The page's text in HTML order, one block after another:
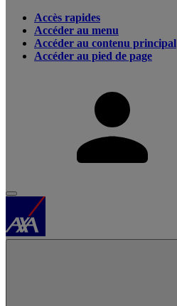
Accès rapides
Accéder au menu
Accéder au contenu principal
Accéder au pied de page